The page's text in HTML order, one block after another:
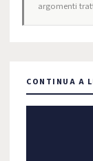
argomenti
CONTINUA A